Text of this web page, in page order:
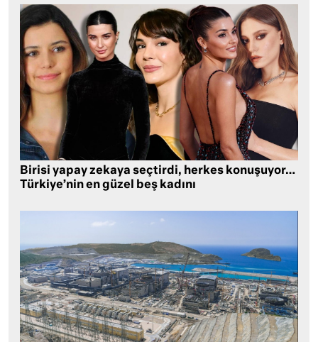
Birisi yapay zekaya seçtirdi, herkes konuşuyor…
Türkiye’nin en güzel beş kadını